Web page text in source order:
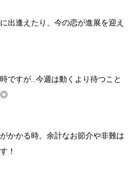
出逢えたり、今の恋が進展を迎え
ですが…今週は動くより待つこと
◎
かかる時。余計なお節介や非難は
！